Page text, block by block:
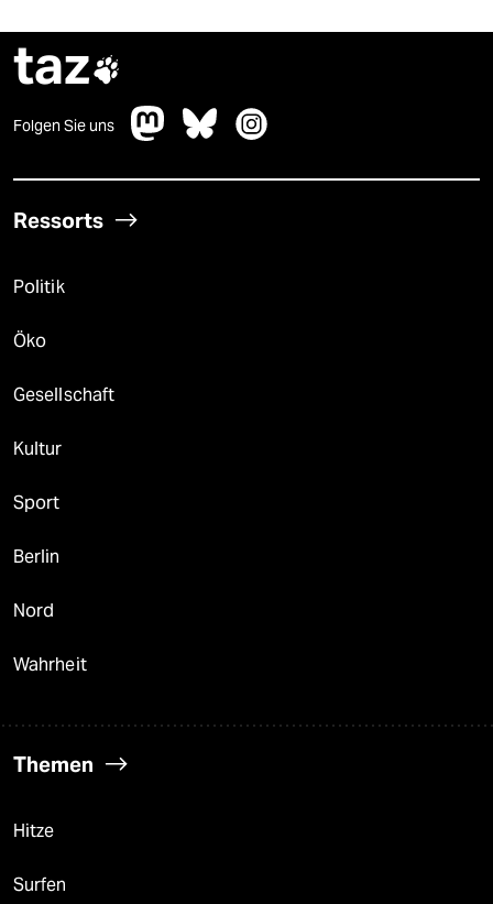
taz
Folgen Sie uns
Ressorts
Politik
Öko
Gesellschaft
Kultur
Sport
Berlin
Nord
Wahrheit
Themen
Hitze
Surfen